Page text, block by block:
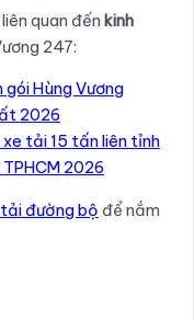
quan đến kinh
247:
Hùng Vương
2026
tải 15 tấn liên tỉnh
2026
đường bộ để nắm